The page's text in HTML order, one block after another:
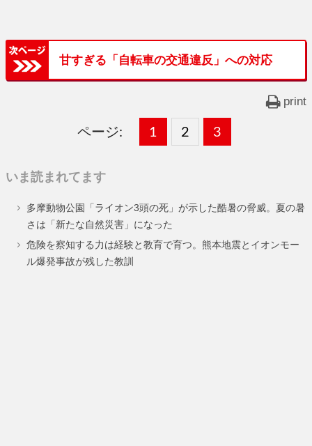
甘すぎる「自転車の交通違反」への対応
print
ページ:
固
ー
ジ
1 ,
固
ー
ジ
2 ,
固
ー
ジ
3
いま読まれてます
多摩動物公園「ライオン3頭の死」が示した酷暑の脅威。夏の暑
さは「新たな自然災害」になった
危険を察知する力は経験と教育で育つ。熊本地震とイオンモー
ル爆発事故が残した教訓